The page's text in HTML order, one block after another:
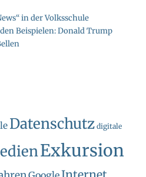
in der Volksschule
Beispielen: Donald Trump
Datenschutz digitale
Exkursion